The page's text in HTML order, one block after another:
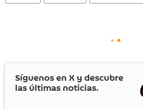
Síguenos en X y descubre
las últimas noticias.